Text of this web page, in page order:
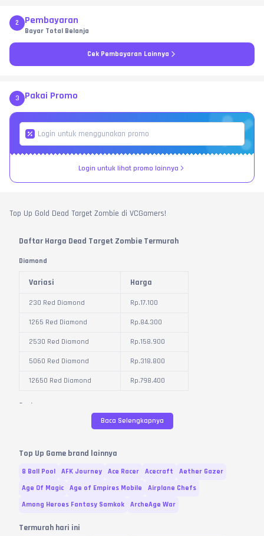
2 Pembayaran
Bayar Total Belanja
Cek Pembayaran Lainnya
3 Pakai Promo
Login untuk lihat promo lainnya
Top Up Gold Dead Target Zombie di VCGamers!
Daftar Harga Dead Target Zombie Termurah
Diamond
Variasi Harga
230 Red Diamond Rp.17.100
1265 Red Diamond Rp.84.300
2530 Red Diamond Rp.158.900
5060 Red Diamond Rp.318.800
12650 Red Diamond Rp.798.400
Cash
Harga
227.700 CASH Rp. 37.400
621.000 CASH Rp.69.300
3.105.000 CASH Rp.265.500
Gold
Baca Selengkapnya
Top Up Game brand lainnya
8 Ball Pool AFK Journey Ace Racer Acecraft
Aether Gazer
Age Of Magic
Age of Empires Mobile
Airplane Chefs
Among Heroes Fantasy Samkok
ArcheAge War
Termurah hari ini